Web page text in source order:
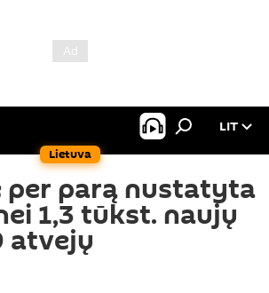
Lietuva
LIT
per parą nustatyta
1,3 tūkst. naujų
atvejų